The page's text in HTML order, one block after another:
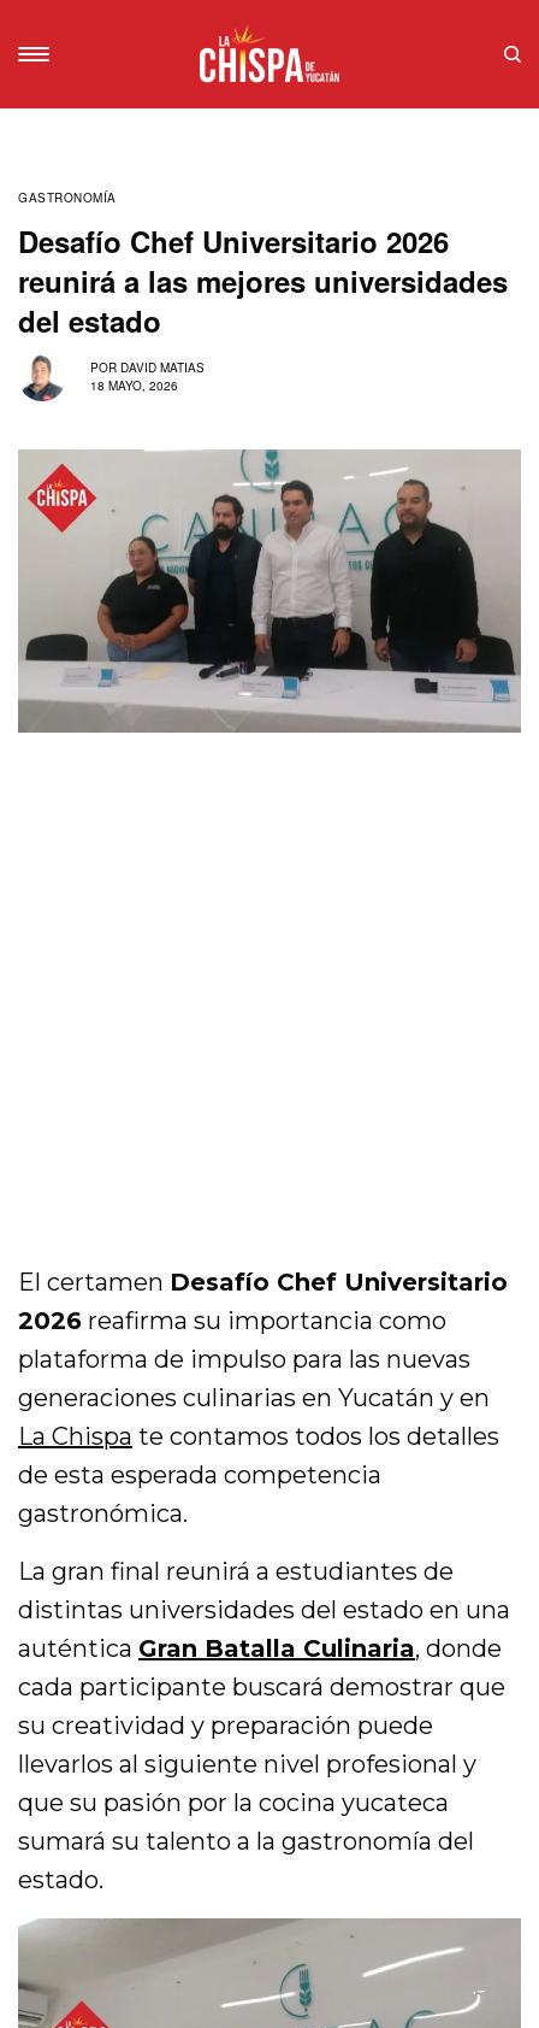
GASTRONOMÍA
Desafío Chef Universitario 2026
reunirá a las mejores universidades
del estado
POR DAVID MATIAS
18 MAYO, 2026
El certamen Desafío Chef Universitario
2026 reafirma su importancia como
plataforma de impulso para las nuevas
generaciones culinarias en Yucatán y en
La Chispa te contamos todos los detalles
de esta esperada competencia
gastronómica.
La gran final reunirá a estudiantes de
distintas universidades del estado en una
auténtica Gran Batalla Culinaria, donde
cada participante buscará demostrar que
su creatividad y preparación puede
llevarlos al siguiente nivel profesional y
que su pasión por la cocina yucateca
sumará su talento a la gastronomía del
estado.